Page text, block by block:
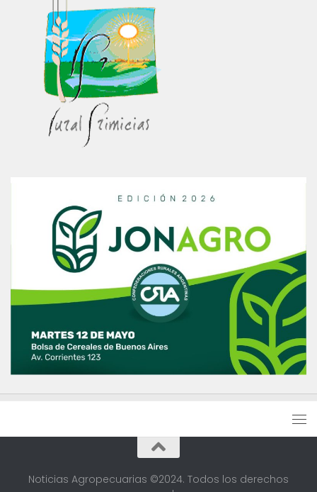
Noticias Agropecuarias ©2024. Todos los derechos